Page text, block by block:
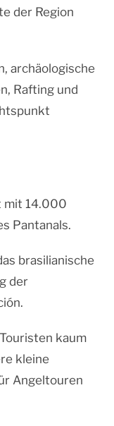
der Region
archäologische
Rafting und
mit 14.000
Pantanals.
brasilianische
der
kaum
kleine
Angeltouren